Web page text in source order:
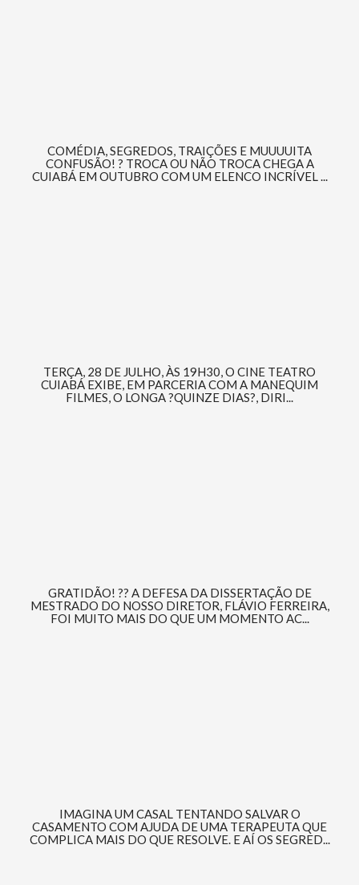
COMÉDIA, SEGREDOS, TRAIÇÕES E MUUUUITA
CONFUSÃO! ? TROCA OU NÃO TROCA CHEGA A
CUIABÁ EM OUTUBRO COM UM ELENCO INCRÍVEL ...
TERÇA, 28 DE JULHO, ÀS 19H30, O CINE TEATRO
CUIABÁ EXIBE, EM PARCERIA COM A MANEQUIM
FILMES, O LONGA ?QUINZE DIAS?, DIRI...
GRATIDÃO! ?? A DEFESA DA DISSERTAÇÃO DE
MESTRADO DO NOSSO DIRETOR, FLÁVIO FERREIRA,
FOI MUITO MAIS DO QUE UM MOMENTO AC...
IMAGINA UM CASAL TENTANDO SALVAR O
CASAMENTO COM AJUDA DE UMA TERAPEUTA QUE
COMPLICA MAIS DO QUE RESOLVE. E AÍ OS SEGRED...